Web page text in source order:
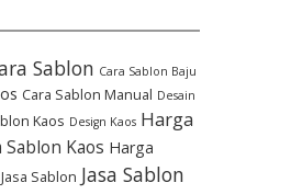
Sablon Cara Sablon Baju
Cara Sablon Manual Desain
Kaos Design Kaos Harga
Sablon Kaos Harga
Jasa Sablon Jasa Sablon